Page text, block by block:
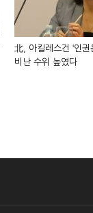
北, 아킬레스건 ‘인권
비난 수위 높였다